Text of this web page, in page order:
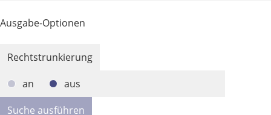
Ausgabe-Optionen
Rechtstrunkierung
an
aus